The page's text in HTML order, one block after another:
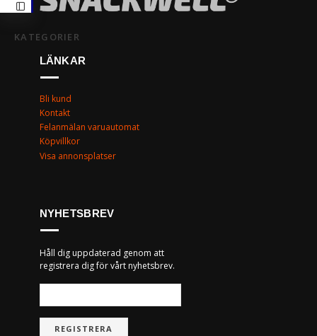
KATEGORIER
LÄNKAR
Bli kund
Kontakt
Felanmälan varuautomat
Köpvillkor
Visa annonsplatser
NYHETSBREV
Håll dig uppdaterad genom att
registrera dig för vårt nyhetsbrev.
REGISTRERA